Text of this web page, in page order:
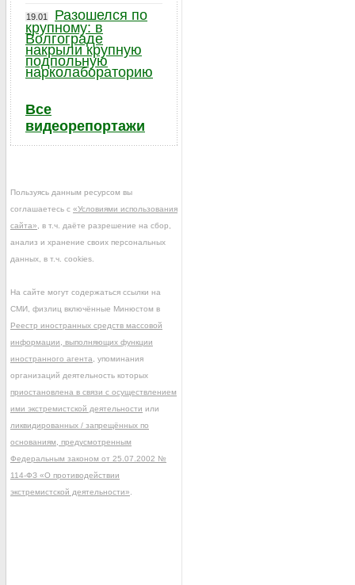
19.01
Разошелся по
крупному: в
Волгограде
накрыли крупную
подпольную
нарколабораторию
Все
видеорепортажи
Пользуясь данным ресурсом вы
соглашаетесь с «Условиями использования
сайта» , в т.ч. даёте разрешение на сбор,
анализ и хранение своих персональных
данных, в т.ч. cookies.
На сайте могут содержаться ссылки на
СМИ, физлиц включённые Минюстом в
Реестр иностранных средств массовой
информации, выполняющих функции
иностранного агента , упоминания
организаций деятельность которых
приостановлена в связи с осуществлением
ими экстремистской деятельности или
ликвидированных / запрещённых по
основаниям, предусмотренным
Федеральным законом от 25.07.2002 №
114-ФЗ «О противодействии
экстремистской деятельности»